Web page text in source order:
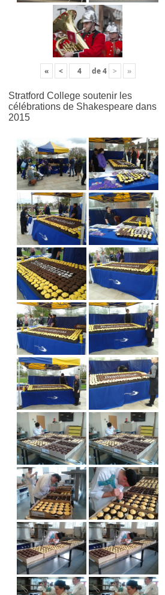
« < de4 > »
Stratford College soutenir les
célébrations de Shakespeare dans
2015